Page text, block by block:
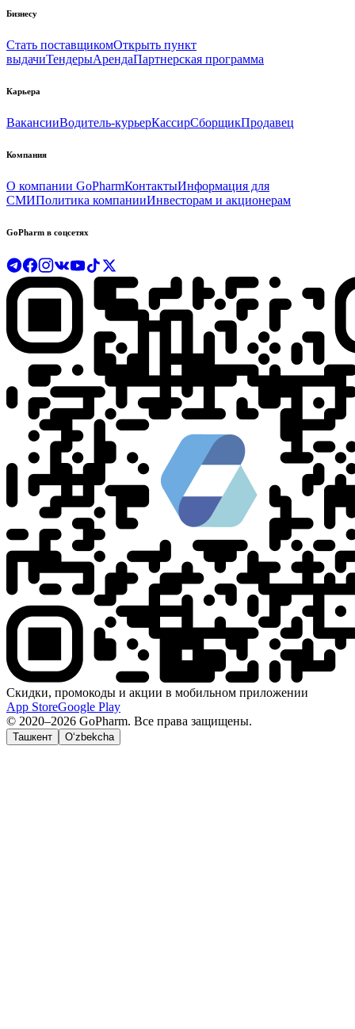
Бизнесу
Стать поставщикомОткрыть пункт
выдачиТендерыАрендаПартнерская программа
Карьера
ВакансииВодитель-курьерКассирСборщикПродавец
Компания
О компании GoPharmКонтактыИнформация для
СМИПолитика компанииИнвесторам и акционерам
GoPharm в соцсетях
Скидки, промокоды и акции в мобильном приложении
App StoreGoogle Play
© 2020–2026 GoPharm. Все права защищены.
Ташкент O‘zbekcha